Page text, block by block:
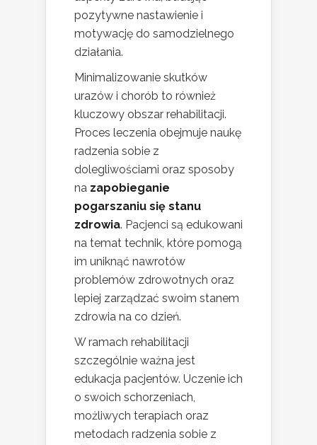
pozytywne nastawienie i
motywację do samodzielnego
działania.
Minimalizowanie skutków
urazów i chorób to również
kluczowy obszar rehabilitacji.
Proces leczenia obejmuje naukę
radzenia sobie z
dolegliwościami oraz sposoby
na zapobieganie
pogarszaniu się stanu
zdrowia. Pacjenci są edukowani
na temat technik, które pomogą
im uniknąć nawrotów
problemów zdrowotnych oraz
lepiej zarządzać swoim stanem
zdrowia na co dzień.
W ramach rehabilitacji
szczególnie ważna jest
edukacja pacjentów. Uczenie ich
o swoich schorzeniach,
możliwych terapiach oraz
metodach radzenia sobie z